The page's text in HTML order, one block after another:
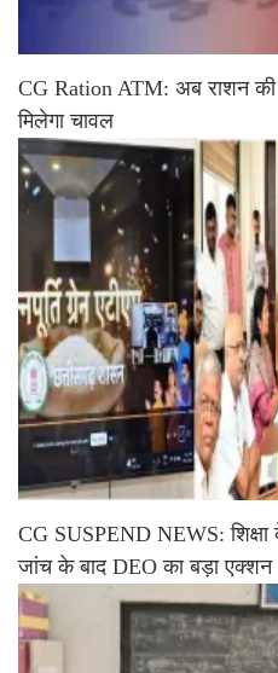
CG Ration ATM: अब राशन
मिलेगा चावल
CG SUSPEND NEWS:
जांच के बाद DEO का बड़ा एक्शन